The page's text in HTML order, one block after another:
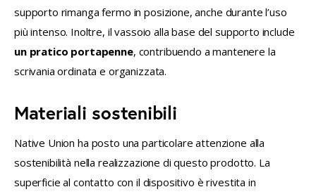
supporto rimanga fermo in posizione, anche durante l’uso
più intenso. Inoltre, il vassoio alla base del supporto include
un pratico portapenne, contribuendo a mantenere la
scrivania ordinata e organizzata.
Materiali sostenibili
Native Union ha posto una particolare attenzione alla
sostenibilità nella realizzazione di questo prodotto. La
superficie al contatto con il dispositivo è rivestita in